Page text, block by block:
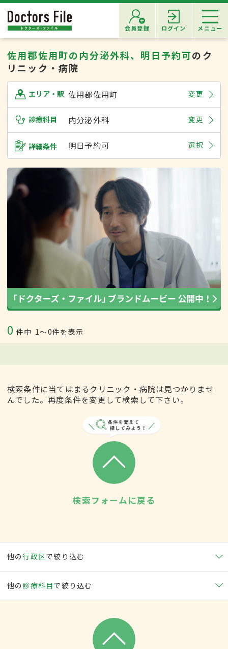
会員登録 ログイン メニュー
佐用郡佐用町の内分泌外科、明日予約可のク
リニック・病院
エリア・駅 佐用郡佐用町 変更
診療科目 内分泌外科 変更
詳細条件 明日予約可 選択
0 件中 1〜0件を表示
検索条件に当てはまるクリニック・病院は見つかりませ
んでした。再度条件を変更して検索して下さい。
検索フォームに戻る
他の行政区で絞り込む
他の 診療科目で絞り込む